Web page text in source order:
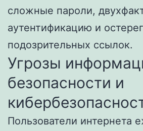
сложные пароли,
аутентификацию и
подозрительных ссылок.
Угрозы
безопасности и
Пользователи интернета